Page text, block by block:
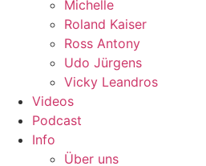
Michelle
Roland Kaiser
Ross Antony
Udo Jürgens
Vicky Leandros
Videos
Podcast
Info
Über uns